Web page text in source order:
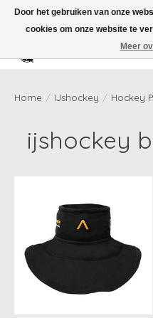
Home / IJshockey / Hockey
ijshockey
Door het gebruiken van onze
cookies om onze website te
Meer